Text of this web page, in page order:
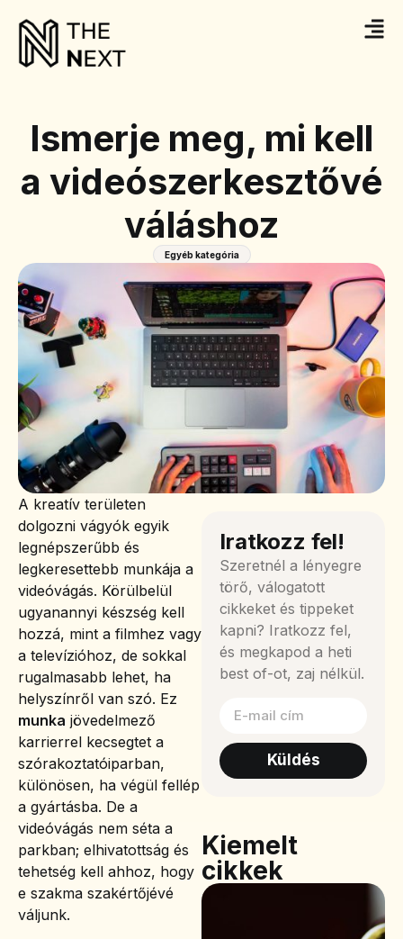
Ismerje meg, mi kell
a videószerkesztővé
váláshoz
Egyéb kategória
A kreatív területen
dolgozni vágyók egyik
legnépszerűbb és
legkeresettebb munkája a
videóvágás. Körülbelül
ugyanannyi készség kell
hozzá, mint a filmhez vagy
a televízióhoz, de sokkal
rugalmasabb lehet, ha
helyszínről van szó. Ez
munka jövedelmező
karrierrel kecsegtet a
szórakoztatóiparban,
különösen, ha végül fellép
a gyártásba. De a
videóvágás nem séta a
parkban; elhivatottság és
tehetség kell ahhoz, hogy
e szakma szakértőjévé
váljunk.
Iratkozz fel!
Szeretnél a lényegre
törő, válogatott
cikkeket és tippeket
kapni? Iratkozz fel,
és megkapod a heti
best of-ot, zaj nélkül.
Küldés
Kiemelt
cikkek